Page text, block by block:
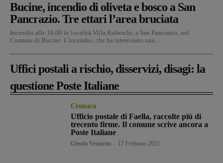
Bucine, incendio di oliveta e bosco a San
Pancrazio. Tre ettari l’area bruciata
Incendio alle 16.00 in località Villa Rubeschi, a San Pancrazio, nel
Comune di Bucine. L'incendio, che ha interessato una...
Uffici postali a rischio, disservizi, disagi: la
questione Poste Italiane
Cronaca
Ufficio postale di Faella, raccolte più di
trecento firme. Il comune scrive ancora a
Poste Italiane
Glenda Venturini 17 Febbraio 2021